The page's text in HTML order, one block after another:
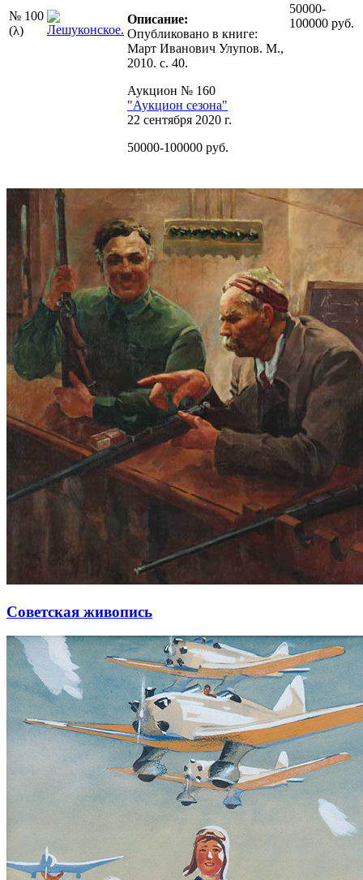
№ 100
(λ)
Описание:
Опубликовано в книге:
Март Иванович Улупов. М.,
2010. с. 40.
Аукцион № 160
"Аукцион сезона"
22 сентября 2020 г.
50000-100000 руб.
50000-
100000 руб.
Советская живопись